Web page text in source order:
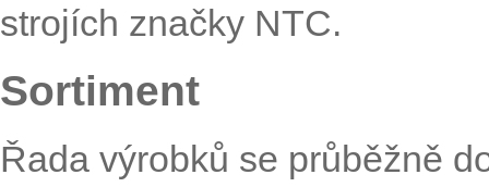
strojích značky NTC.
Sortiment
Řada výrobků se průběžně